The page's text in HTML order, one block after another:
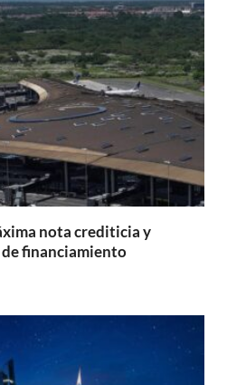
nota crediticia y
financiamiento